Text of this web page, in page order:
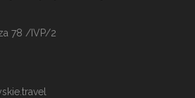
78 /IVP/2